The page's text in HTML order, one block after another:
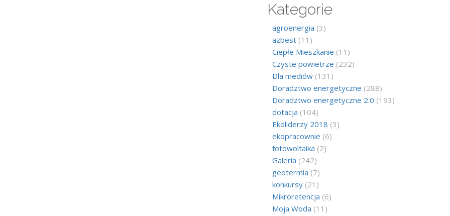
Kategorie
agroenergia (3)
azbest(11)
Ciepłe Mieszkanie (11)
Czyste powietrze (232)
Dla mediów(131)
Doradztwo energetyczne (288)
Doradztwo energetyczne 2.0 (193)
dotacja (104)
Ekoliderzy 2018 (3)
ekopracownie (6)
fotowoltaika (2)
Galeria (242)
geotermia (7)
konkursy(21)
Mikroretencja (6)
Moja Woda (11)